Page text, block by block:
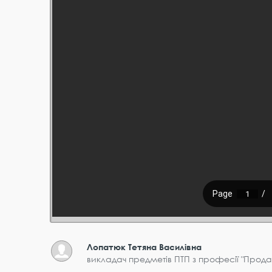
Лопатюк Тетяна Василівна
викладач предметів ПТП з професії